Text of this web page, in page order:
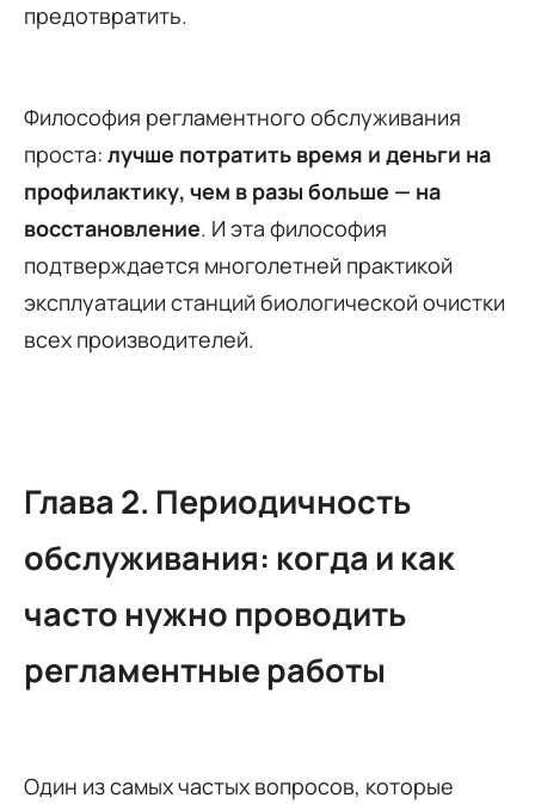
предотвратить.
Философия регламентного обслуживания
проста: лучше потратить время и деньги на
профилактику, чем в разы больше — на
восстановление. И эта философия
подтверждается многолетней практикой
эксплуатации станций биологической очистки
всех производителей.
Глава 2. Периодичность
обслуживания: когда и как
часто нужно проводить
регламентные работы
Один из самых частых вопросов, которые